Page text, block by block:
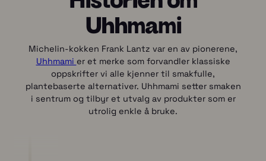
Uhhmami
Michelin-kokken Frank Lantz var en av pionerene,
Uhhmami er et merke som forvandler klassiske
oppskrifter vi alle kjenner til smakfulle,
plantebaserte alternativer. Uhhmami setter smaken
i sentrum og tilbyr et utvalg av produkter som er
utrolig enkle å bruke.